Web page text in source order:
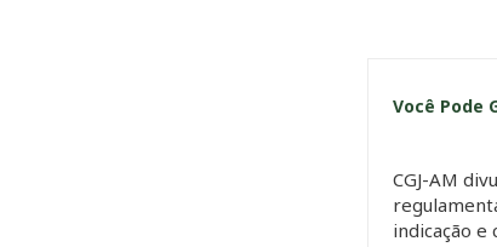
Você Pode
CGJ-AM
indicação e